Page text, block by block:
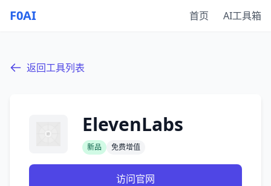
F0AI 首页 AI工具箱
返回工具列表
ElevenLabs
新品 免费增值
访问官网